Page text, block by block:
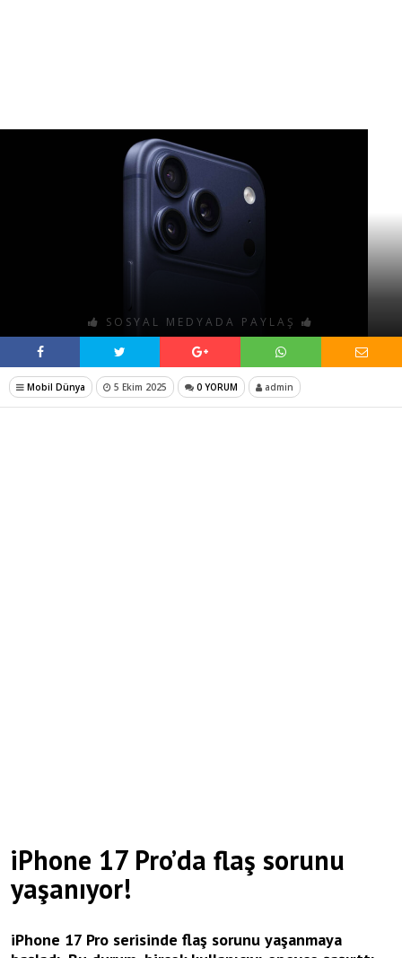
SOSYAL MEDYADA PAYLAŞ
Mobil Dünya 5 Ekim 2025 0 YORUM admin
iPhone 17 Pro’da flaş sorunu
yaşanıyor!
iPhone 17 Pro serisinde flaş sorunu yaşanmaya